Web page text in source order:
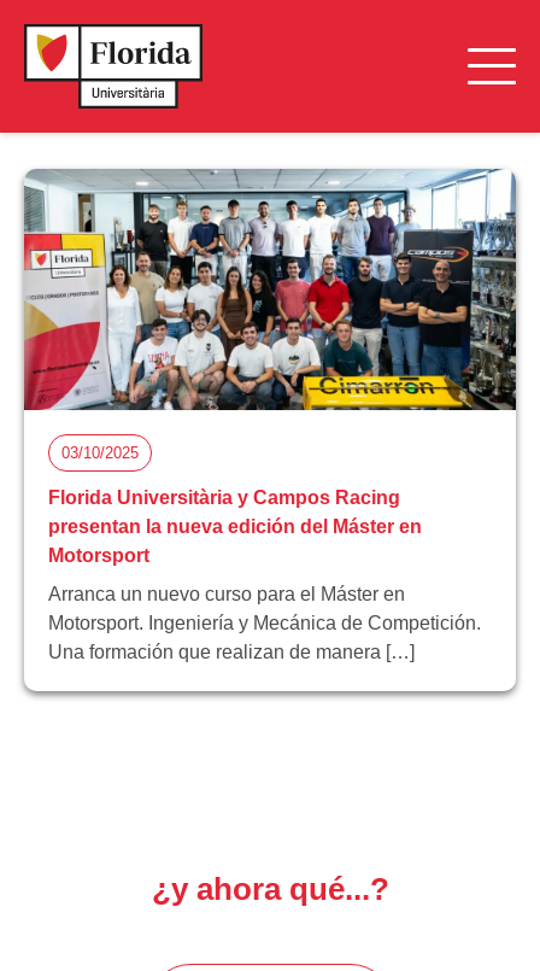
03/10/2025
Florida Universitària y Campos Racing
presentan la nueva edición del Máster en
Motorsport
Arranca un nuevo curso para el Máster en
Motorsport. Ingeniería y Mecánica de Competición.
Una formación que realizan de manera […]
¿y ahora qué...?